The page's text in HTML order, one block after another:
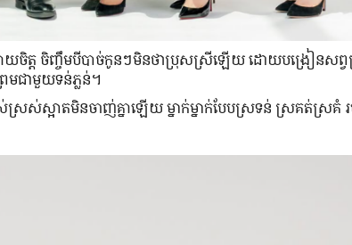
ចិត្ត ចិញ្ចឹម​បីបាច់​កូន​ៗ​មិន​ថា​ប្រុស​ស្រី​ឡើយ ដោយ​បង្រៀន​សព្វ
ម​ជាមួយ​ទន់ភ្លន់។
ស្អាត​មិន​ចាញ់​គ្នា​ឡើយ ម្នាក់​ម្នាក់​បែប​ស្រទន់ ស្រគត់ស្រគំ រ